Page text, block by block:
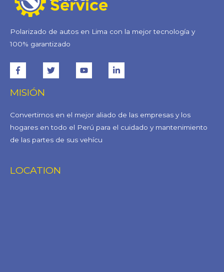
Polarizado de autos en Lima con la mejor tecnología y
100% garantizado
MISIÓN
Convertirnos en el mejor aliado de las empresas y los
hogares en todo el Perú para el cuidado y mantenimiento
de las partes de sus vehícu
LOCATION